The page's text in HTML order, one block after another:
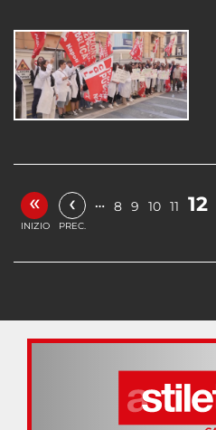
«
INIZIO
‹
PREC.
… 8 9 10 11 12